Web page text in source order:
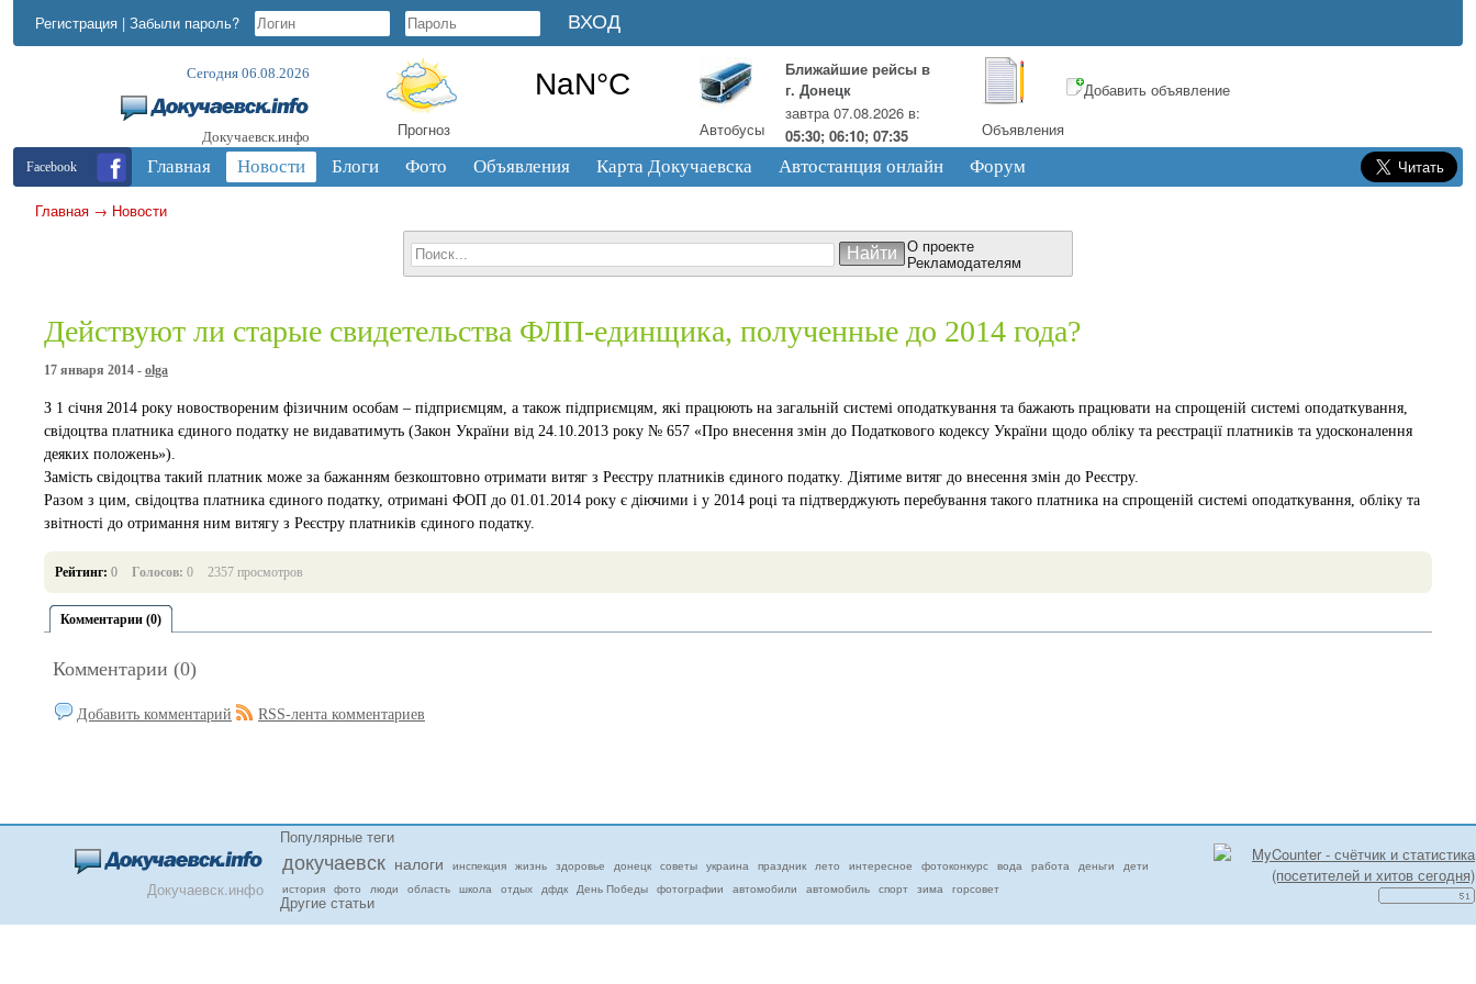
Регистрация | Забыли пароль?
Сегодня 06.08.2026
Докучаевск.инфо Прогноз Автобусы
Ближайшие рейсы в
г. Донецк
завтра 07.08.2026 в:
05:30; 06:10; 07:35
Объявления
Добавить объявление
Facebook Главная Новости Блоги Фото Объявления Карта Докучаевска Автостанция онлайн Форум
Главная → Новости
О проекте
Рекламодателям
Действуют ли старые свидетельства ФЛП-единщика, полученные до 2014 года?
17 января 2014 - olga
З 1 січня 2014 року новоствореним фізичним особам – підприємцям, а також підприємцям, які працюють на загальній системі оподаткування та бажають працювати на спрощеній системі оподаткування,
свідоцтва платника єдиного податку не видаватимуть (Закон України від 24.10.2013 року № 657 «Про внесення змін до Податкового кодексу України щодо обліку та реєстрації платників та удосконалення
деяких положень»).
Замість свідоцтва такий платник може за бажанням безкоштовно отримати витяг з Реєстру платників єдиного податку. Діятиме витяг до внесення змін до Реєстру.
Разом з цим, свідоцтва платника єдиного податку, отримані ФОП до 01.01.2014 року є діючими і у 2014 році та підтверджують перебування такого платника на спрощеній системі оподаткування, обліку та
звітності до отримання ним витягу з Реєстру платників єдиного податку.
Рейтинг: 0 Голосов: 0 2357 просмотров
Комментарии (0)
Комментарии (0)
Добавить комментарий RSS-лента комментариев
Популярные теги
докучаевск налоги инспекция жизнь здоровье донецк советы украина праздник лето интересное фотоконкурс вода работа деньги
дети
история фото люди область школа отдых дфдк День Победы фотографии автомобили автомобиль спорт зима горсовет
Другие статьи
Докучаевск.инфо